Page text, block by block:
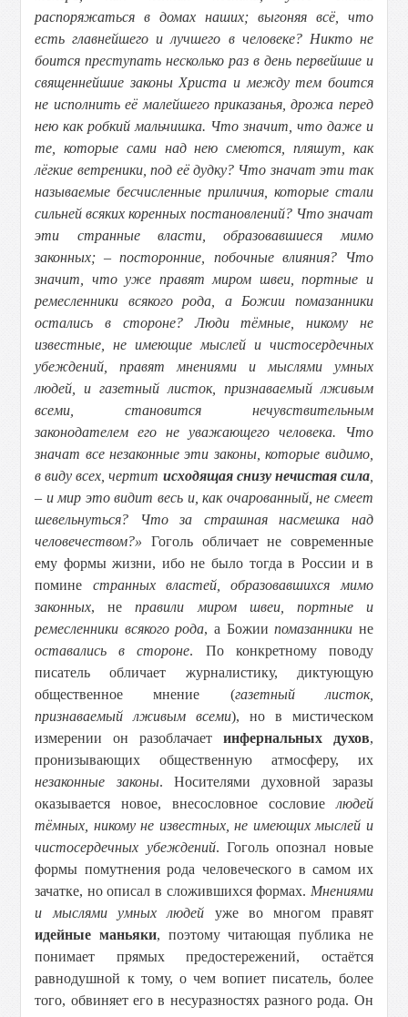
распоряжаться в домах наших; выгоняя всё, что
есть главнейшего и лучшего в человеке? Никто не
боится преступать несколько раз в день первейшие и
священнейшие законы Христа и между тем боится
не исполнить её малейшего приказанья, дрожа перед
нею как робкий мальчишка. Что значит, что даже и
те, которые сами над нею смеются, пляшут, как
лёгкие ветреники, под её дудку? Что значат эти так
называемые бесчисленные приличия, которые стали
сильней всяких коренных постановлений? Что значат
эти странные власти, образовавшиеся мимо
законных; – посторонние, побочные влияния? Что
значит, что уже правят миром швеи, портные и
ремесленники всякого рода, а Божии помазанники
остались в стороне? Люди тёмные, никому не
известные, не имеющие мыслей и чистосердечных
убеждений, правят мнениями и мыслями умных
людей, и газетный листок, признаваемый лживым
всеми, становится нечувствительным
законодателем его не уважающего человека. Что
значат все незаконные эти законы, которые видимо,
в виду всех, чертит исходящая снизу нечистая сила,
– и мир это видит весь и, как очарованный, не смеет
шевельнуться? Что за страшная насмешка над
человечеством?» Гоголь обличает не современные
ему формы жизни, ибо не было тогда в России и в
помине странных властей, образовавшихся мимо
законных, неправили миром швеи, портные и
ремесленники всякого рода, а Божиипомазанники не
оставались в стороне. По конкретному поводу
писатель обличает журналистику, диктующую
общественное мнение (газетный листок,
признаваемый лживым всеми), но в мистическом
измерении он разоблачает инфернальных духов,
пронизывающих общественную атмосферу, их
незаконные законы. Носителями духовной заразы
оказывается новое, внесословное сословие людей
тёмных, никому не известных, не имеющих мыслей и
чистосердечных убеждений. Гоголь опознал новые
формы помутнения рода человеческого в самом их
зачатке, но описал в сложившихся формах. Мнениями
и мыслями умных людей уже во многом правят
идейные маньяки, поэтому читающая публика не
понимает прямых предостережений, остаётся
равнодушной к тому, о чем вопиет писатель, более
того, обвиняет его в несуразностях разного рода. Он